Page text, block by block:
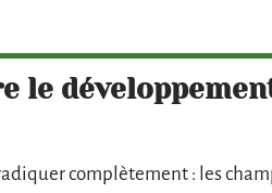
le
complètement : les